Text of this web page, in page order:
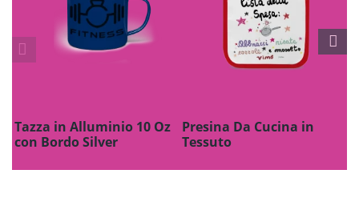
Tazza in Alluminio 10 Oz
con Bordo Silver
Presina Da Cucina in
Tessuto